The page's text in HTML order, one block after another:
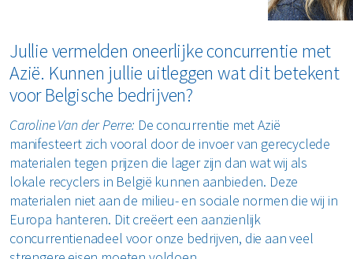
Jullie vermelden oneerlijke concurrentie met
Azië. Kunnen jullie uitleggen wat dit betekent
voor Belgische bedrijven?
Caroline Van der Perre: De concurrentie met Azië
manifesteert zich vooral door de invoer van gerecyclede
materialen tegen prijzen die lager zijn dan wat wij als
lokale recyclers in België kunnen aanbieden. Deze
materialen niet aan de milieu- en sociale normen die wij in
Europa hanteren. Dit creëert een aanzienlijk
concurrentienadeel voor onze bedrijven, die aan veel